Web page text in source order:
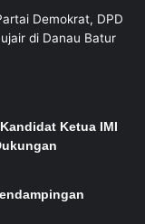
Demokrat, DPD
di Danau Batur
Ketua IMI